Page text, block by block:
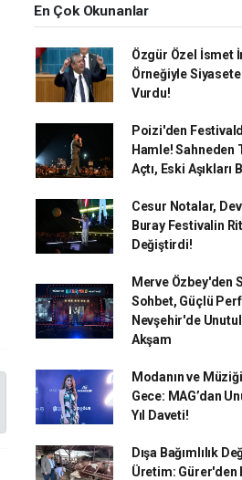
En Çok Okunanlar
Özgür Özel İsmet
Örneğiyle
Vurdu!
Poizi'den
Hamle! Sahneden
Açtı, Eski Aşıkları
Cesur Notalar,
Buray Festivalin
Değiştirdi!
Merve Özbey'den
Sohbet, Güçlü
Nevşehir'de
Akşam
Modanın ve
Gece: MAG’dan
Yıl Daveti!
Dışa Bağımlılık
Üretim: Gürer'den